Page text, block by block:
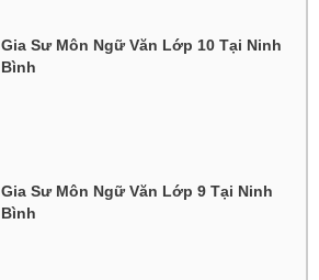
Gia Sư Môn Ngữ Văn Lớp 10 Tại Ninh
Bình
Gia Sư Môn Ngữ Văn Lớp 9 Tại Ninh
Bình